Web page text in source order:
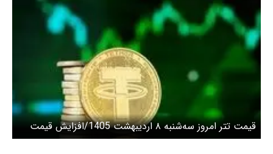
قیمت تتر امروز سه‌شنبه ۸ اردیبهشت 1405/افزایش قیمت